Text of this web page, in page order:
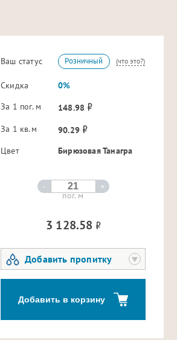
Ваш статус Розничный (что это?)
Скидка
0%
За 1 пог. м
148.98
За 1 кв.м
90.29
Цвет
Бирюзовая Танагра
- +
пог. м
3 128.58
Добавить пропитку
Добавить в корзину